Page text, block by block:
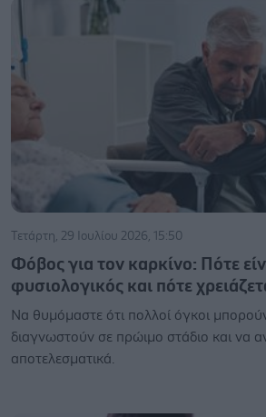
Τετάρτη, 29 Ιουλίου 2026, 15:50
Φόβος για τον καρκίνο: Πότε
φυσιολογικός και πότε
Να θυμόμαστε ότι πολλοί όγκοι
διαγνωστούν σε πρώιμο στάδιο και να
αποτελεσματικά.